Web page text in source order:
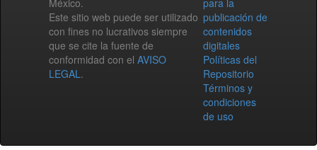
México.
Este sitio web puede ser utilizado
con fines no lucrativos siempre
que se cite la fuente de
conformidad con el AVISO
LEGAL.
para la
publicación de
contenidos
digitales
Políticas del
Repositorio
Términos y
condiciones
de uso